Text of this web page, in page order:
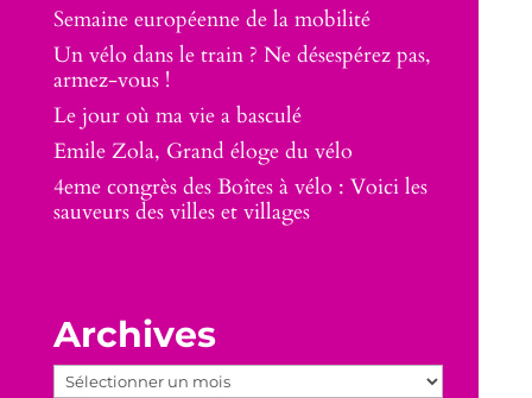
Semaine européenne de la mobilité
Un vélo dans le train ? Ne désespérez pas,
armez-vous !
Le jour où ma vie a basculé
Emile Zola, Grand éloge du vélo
4eme congrès des Boîtes à vélo : Voici les
sauveurs des villes et villages
Archives
Archives